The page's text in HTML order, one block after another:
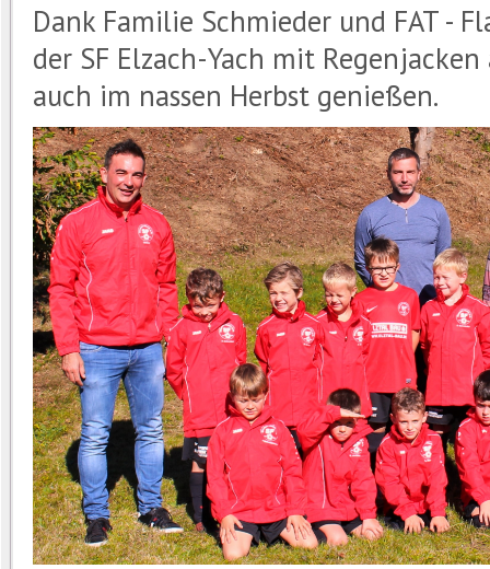
Dank Familie Schmieder und FAT -
der SF Elzach-Yach mit
auch im nassen Herbst genießen.